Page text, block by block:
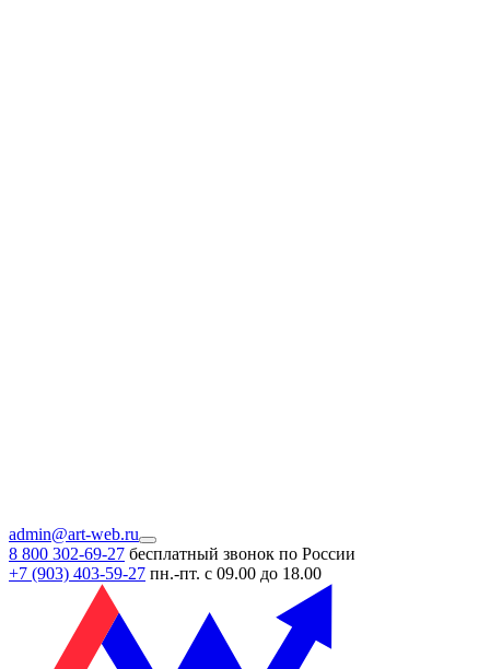
admin@art-web.ru
8 800 302-69-27 бесплатный звонок по России
+7 (903) 403-59-27 пн.-пт. с 09.00 до 18.00